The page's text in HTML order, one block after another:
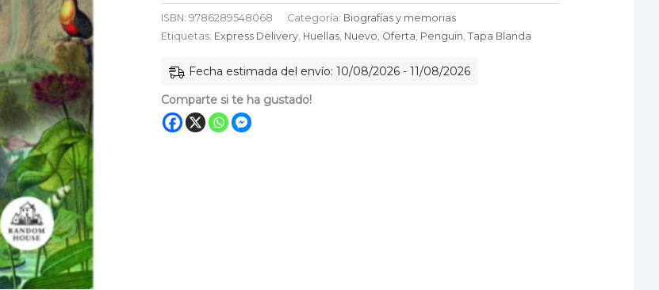
oído
en
piedra
hasta
que
hable
ISBN: 9786289548068 Categoría: Biografías y memorias
Etiquetas: Express Delivery, Huellas, Nuevo, Oferta, Penguin, Tapa Blanda
Fecha estimada del envío: 10/08/2026 - 11/08/2026
Comparte si te ha gustado!